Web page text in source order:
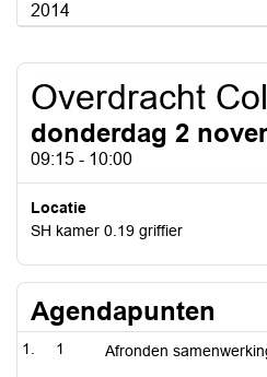
2014
Overdracht
donderdag 2
09:15 - 10:00
Locatie
SH kamer 0.19 griffier
Agendapunten
1 Afronden